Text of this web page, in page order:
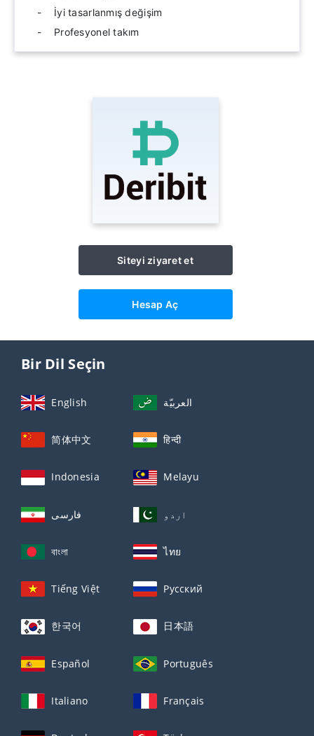
İyi tasarlanmış değişim
Profesyonel takım
Siteyi ziyaret et
Hesap Aç
Bir Dil Seçin
English العربيّة
简体中文 हिन्दी
Indonesia Melayu
فارسی اردو
বাংলা ไทย
Tiếng Việt Русский
한국어 日本語
Español Português
Italiano Français